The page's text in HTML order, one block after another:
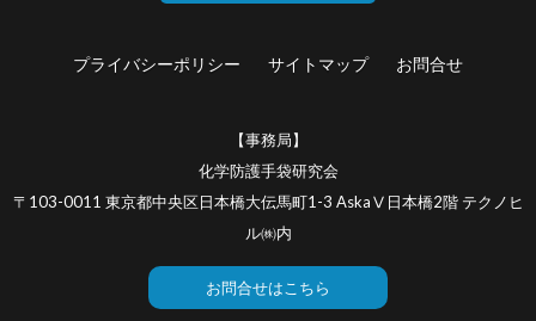
プライバシーポリシー サイトマップ お問合せ
【事務局】
化学防護手袋研究会
〒103-0011 東京都中央区日本橋大伝馬町1-3 AskaⅤ日本橋2階 テクノヒ
ル㈱内
お問合せはこちら